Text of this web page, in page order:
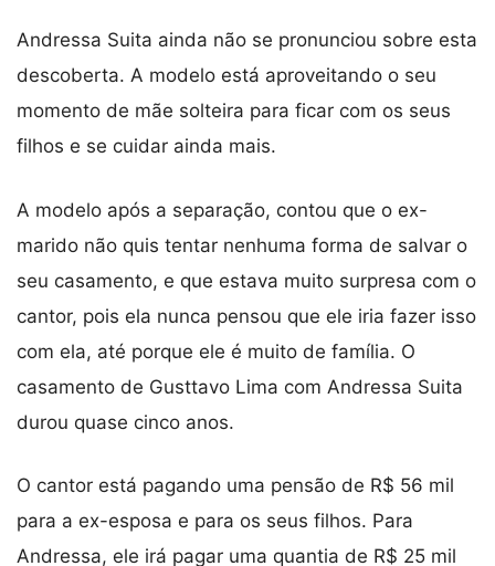
Andressa Suita ainda não se pronunciou sobre esta
descoberta. A modelo está aproveitando o seu
momento de mãe solteira para ficar com os seus
filhos e se cuidar ainda mais.
A modelo após a separação, contou que o ex-
marido não quis tentar nenhuma forma de salvar o
seu casamento, e que estava muito surpresa com o
cantor, pois ela nunca pensou que ele iria fazer isso
com ela, até porque ele é muito de família. O
casamento de Gusttavo Lima com Andressa Suita
durou quase cinco anos.
O cantor está pagando uma pensão de R$ 56 mil
para a ex-esposa e para os seus filhos. Para
Andressa, ele irá pagar uma quantia de R$ 25 mil